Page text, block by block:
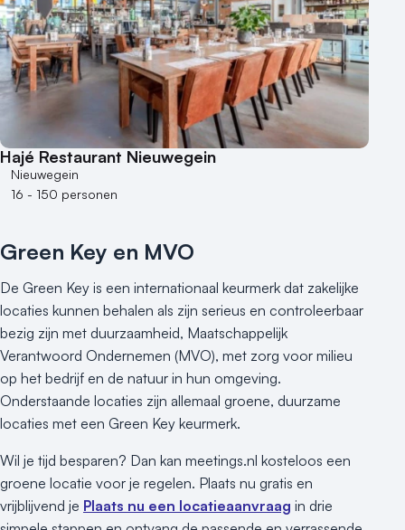
10 of meer zalen
Aantal personen
1 - 50 personen
50 - 100 personen
100 - 250 personen
250 - 500 personen
500+ personen
Bijzondere locaties
Duurzame locatie
Groene locatie
Heisessie
Hotel
Hybride events
Industriële locatie
Kasteel en landgoed
Kleine / intieme locatie
Locaties aan zee
Museum
Theater
Hajé Restaurant Nieuwegein
Nieuwegein
16 - 150 personen
Green Key en MVO
De Green Key is een internationaal keurmerk dat zakelijke
locaties kunnen behalen als zijn serieus en controleerbaar
bezig zijn met duurzaamheid, Maatschappelijk
Verantwoord Ondernemen (MVO), met zorg voor milieu
op het bedrijf en de natuur in hun omgeving.
Onderstaande locaties zijn allemaal groene, duurzame
locaties met een Green Key keurmerk.
Wil je tijd besparen? Dan kan meetings.nl kosteloos een
groene locatie voor je regelen. Plaats nu gratis en
vrijblijvend je Plaats nu een locatieaanvraag in drie